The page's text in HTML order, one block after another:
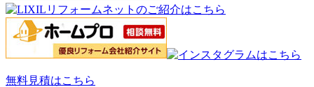
無料見積はこちら